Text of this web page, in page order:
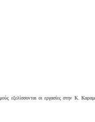
εξελίσσονται οι εργασίες στην Κ.